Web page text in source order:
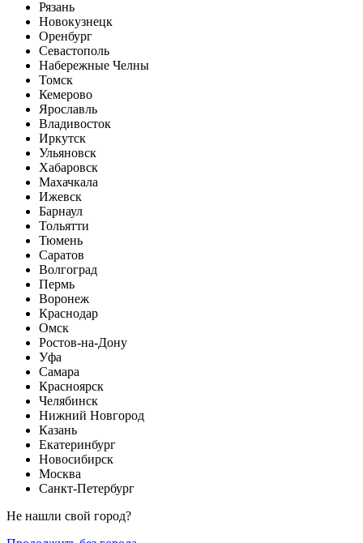
Рязань
Новокузнецк
Оренбург
Севастополь
Набережные Челны
Томск
Кемерово
Ярославль
Владивосток
Иркутск
Ульяновск
Хабаровск
Махачкала
Ижевск
Барнаул
Тольятти
Тюмень
Саратов
Волгоград
Пермь
Воронеж
Краснодар
Омск
Ростов-на-Дону
Уфа
Самара
Красноярск
Челябинск
Нижний Новгород
Казань
Екатеринбург
Новосибирск
Москва
Санкт-Петербург
Не нашли свой город?